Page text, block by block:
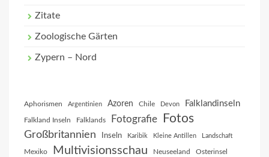
Zitate
Zoologische Gärten
Zypern – Nord
Aphorismen Argentinien Azoren Chile Devon Falklandinseln
Falkland Inseln Falklands Fotografie Fotos
Großbritannien Inseln Karibik Kleine Antillen Landschaft
Mexiko Multivisionsschau Neuseeland Osterinsel